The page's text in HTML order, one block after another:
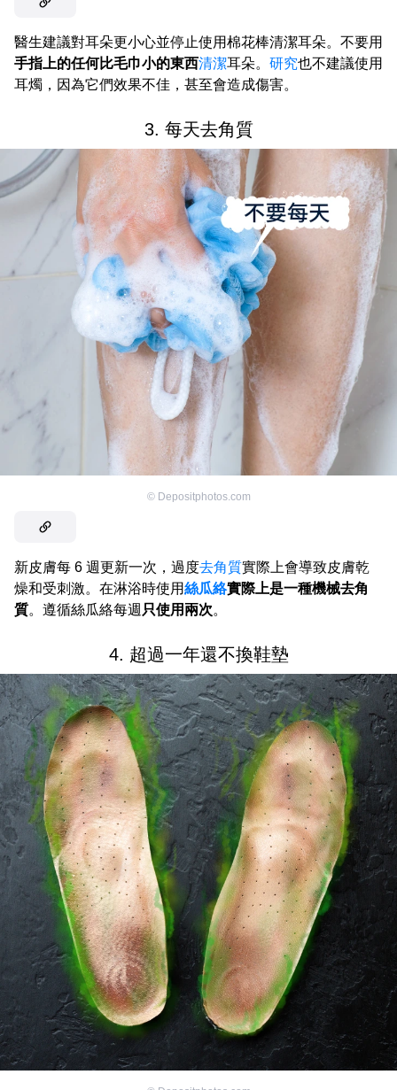
醫生建議對耳朵更小心並停止使用棉花棒清潔耳朵。不要用
手指上的任何比毛巾小的東西清潔耳朵。 研究也不建議使用
耳燭，因為它們效果不佳，甚至會造成傷害。
3. 每天去角質
© Depositphotos.com
新皮膚每 6 週更新一次，過度去角質實際上會導致皮膚乾
燥和受刺激。在淋浴時使用絲瓜絡實際上是一種機械去角
質。遵循絲瓜絡每週 只使用兩次。
4. 超過一年還不換鞋墊